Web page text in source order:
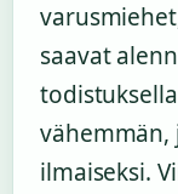
saavat
vähemmän,
ilmaiseksi.